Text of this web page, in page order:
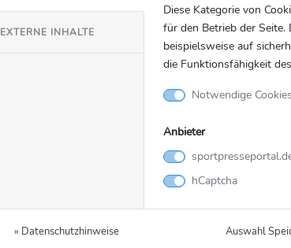
EXTERNE INHALTE
Diese Kategorie von
für den Betrieb der Seite.
beispielsweise auf
die Funktionsfähigkeit
Notwendige Cookies
Anbieter
hCaptcha
» Datenschutzhinweise Auswahl